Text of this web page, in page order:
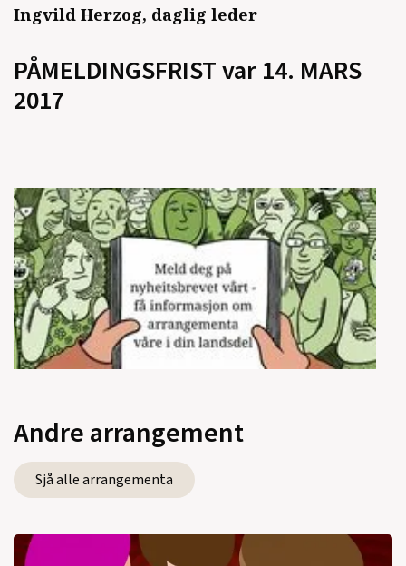
Ingvild Herzog, daglig leder
PÅMELDINGSFRIST var 14. MARS
2017
Andre arrangement
Sjå alle arrangementa